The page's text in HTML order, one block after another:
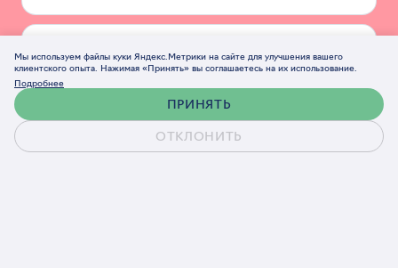
Обсудить проект
Мы используем файлы куки Яндекс.Метрики на сайте для улучшения вашего
клиентского опыта. Нажимая «Принять» вы соглашаетесь на их использование.
Подробнее
ПРИНЯТЬ
ОТКЛОНИТЬ